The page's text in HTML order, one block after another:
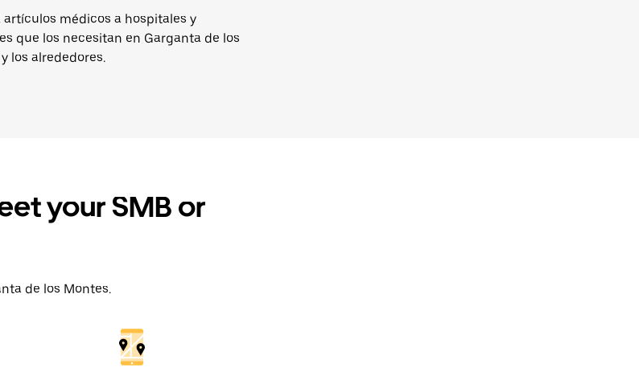
artículos médicos a hospitales y
que los necesitan en Garganta de los
los alrededores.
your SMB or
de los Montes.